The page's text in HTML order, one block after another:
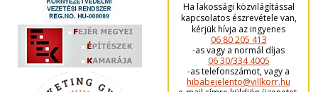
Ha lakossági közvilágítással
kapcsolatos észrevétele van,
kérjük hívja az ingyenes
06 80 205 413
-as vagy a normál díjas
06 30/334 4005
-as telefonszámot, vagy a
hibabejelento@villkorr.hu